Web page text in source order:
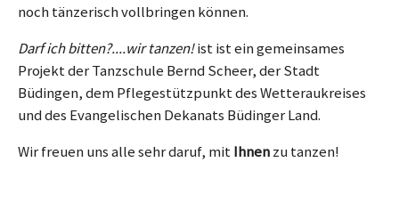
noch tänzerisch vollbringen können.
Darf ich bitten?....wir tanzen!ist ist ein gemeinsames
Projekt der Tanzschule Bernd Scheer, der Stadt
Büdingen, dem Pflegestützpunkt des Wetteraukreises
und des Evangelischen Dekanats Büdinger Land.
Wir freuen uns alle sehr daruf, mitIhnenzu tanzen!